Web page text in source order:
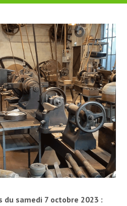
du samedi 7 octobre 2023 :